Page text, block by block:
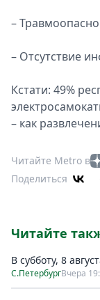
–
– Отсутствие
Кстати: 49%
– как
Читайте Metro в
Поделиться
Читайте
В субботу, 8
С.ПетербургВчера